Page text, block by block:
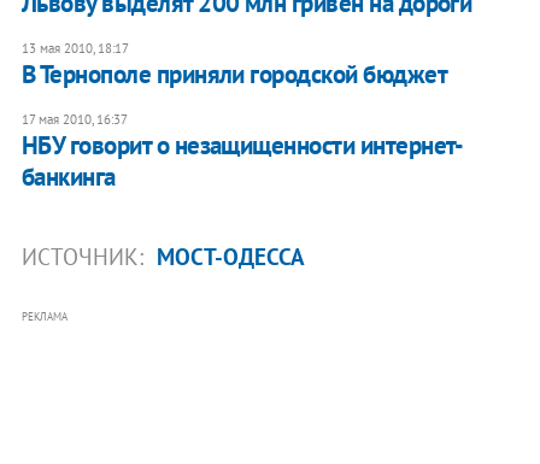
13 мая 2010, 18:17
В Тернополе приняли городской бюджет
17 мая 2010, 16:37
НБУ говорит о незащищенности интернет-
банкинга
ИСТОЧНИК: МОСТ-ОДЕССА
РЕКЛАМА